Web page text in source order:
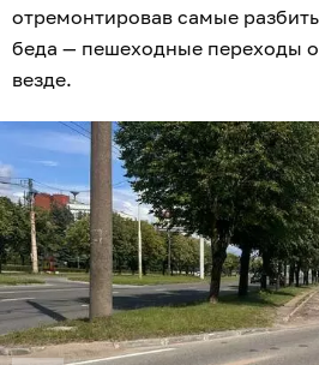
отремонтировав самые
беда — пешеходные переходы
везде.